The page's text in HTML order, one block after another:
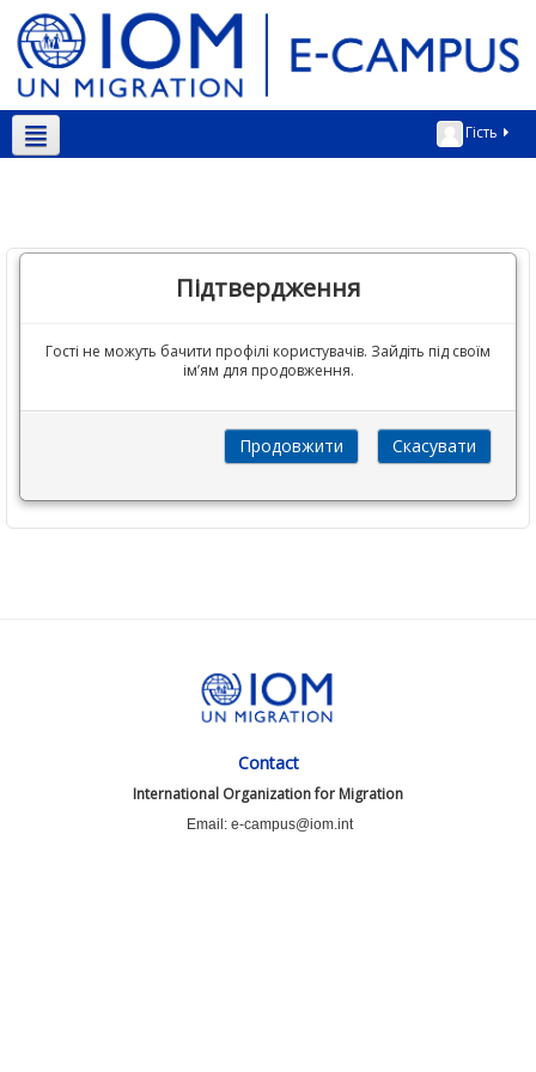
Гість
Підтвердження
Гості не можуть бачити профілі користувачів. Зайдіть під своїм
ім’ям для продовження.
Contact
International Organization for Migration
Email: e-campus@iom.int